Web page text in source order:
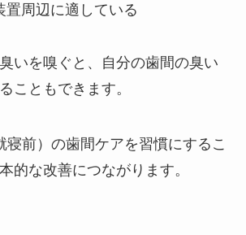
置周辺に適している
いを嗅ぐと、自分の歯間の臭い
こともできます。
寝前）の歯間ケアを習慣にするこ
的な改善につながります。